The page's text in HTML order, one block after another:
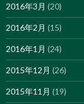
2016年3月 (20)
2016年2月 (15)
2016年1月 (24)
2015年12月 (26)
2015年11月 (19)